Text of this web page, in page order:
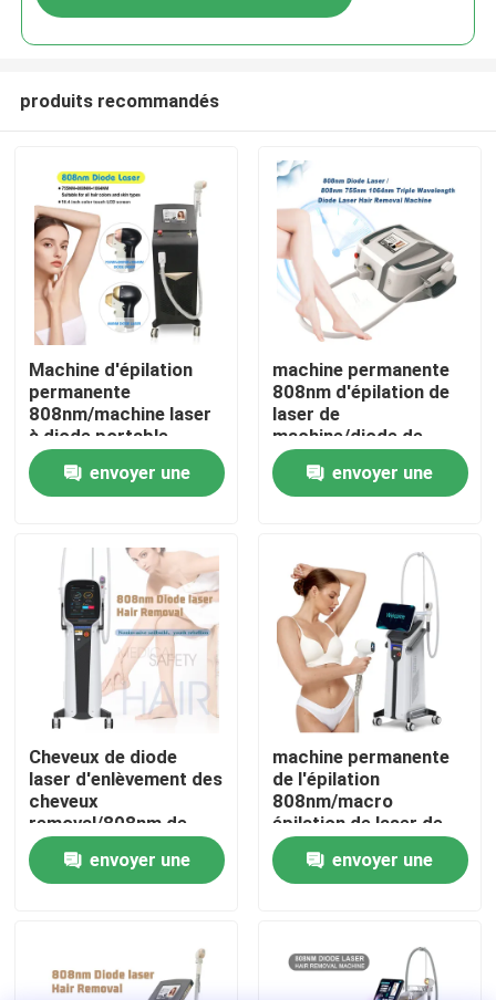
Maison
Produits
Vidéos
VR Show
Au sujet de nous
Visite d'usine
Contrôle de qualité
Contactez-nous
Demandez une citation
produits recommandés
Machine d'épilation
permanente
808nm/machine laser
à diode portable
envoyer une
machine permanente
808nm d'épilation de
laser de
machine/diode de
l'épilation 808nm
envoyer une
Cheveux de diode
laser d'enlèvement des
cheveux
removal/808nm de
laser de diode de
Pékin
envoyer une
machine permanente
de l'épilation
808nm/macro
épilation de laser de
diode de canal
envoyer une